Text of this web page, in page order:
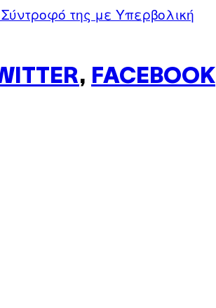
της με Υπερβολική
, FACEBOOK